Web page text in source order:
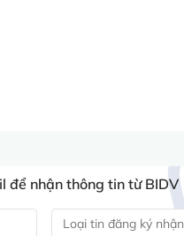
để nhận thông tin từ BIDV
Loại tin đăng ký nhận